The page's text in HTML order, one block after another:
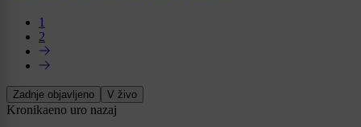
1
2
Zadnje objavljeno V živo
Kronikaeno uro nazaj